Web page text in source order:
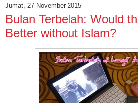
Jumat, 27 November 2015
Bulan Terbelah: Would
Better without Islam?